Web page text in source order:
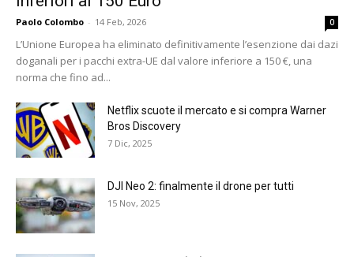
Paolo Colombo - 14 Feb, 2026 0
L’Unione Europea ha eliminato definitivamente l’esenzione dai dazi
doganali per i pacchi extra-UE dal valore inferiore a 150 €, una
norma che fino ad...
Netflix scuote il mercato e si compra Warner
Bros Discovery
7 Dic, 2025
DJI Neo 2: finalmente il drone per tutti
15 Nov, 2025